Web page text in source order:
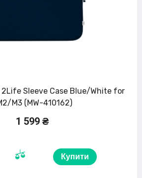
2Life Sleeve Case Blue/White for
M3 (MW-410162)
1 599 ₴
Купити